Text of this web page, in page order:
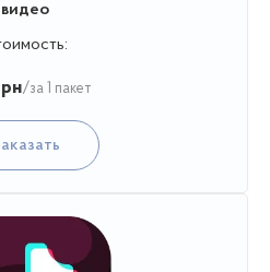
видео
/за 1 пакет